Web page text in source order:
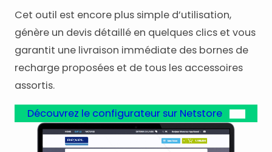
Cet outil est encore plus simple d’utilisation,
génère un devis détaillé en quelques clics et vous
garantit une livraison immédiate des bornes de
recharge proposées et de tous les accessoires
assortis.
Découvrez le configurateur sur Netstore